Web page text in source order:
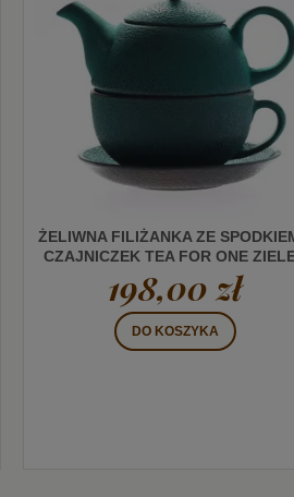
ŻELIWNA FILIŻANKA ZE
CZAJNICZEK TEA FOR ONE
198,00 zł
DO KOSZYKA